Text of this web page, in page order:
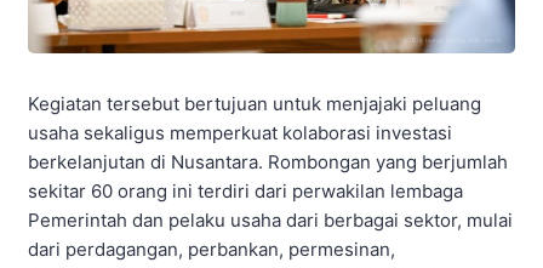
Kegiatan tersebut bertujuan untuk menjajaki peluang
usaha sekaligus memperkuat kolaborasi investasi
berkelanjutan di Nusantara. Rombongan yang berjumlah
sekitar 60 orang ini terdiri dari perwakilan lembaga
Pemerintah dan pelaku usaha dari berbagai sektor, mulai
dari perdagangan, perbankan, permesinan,